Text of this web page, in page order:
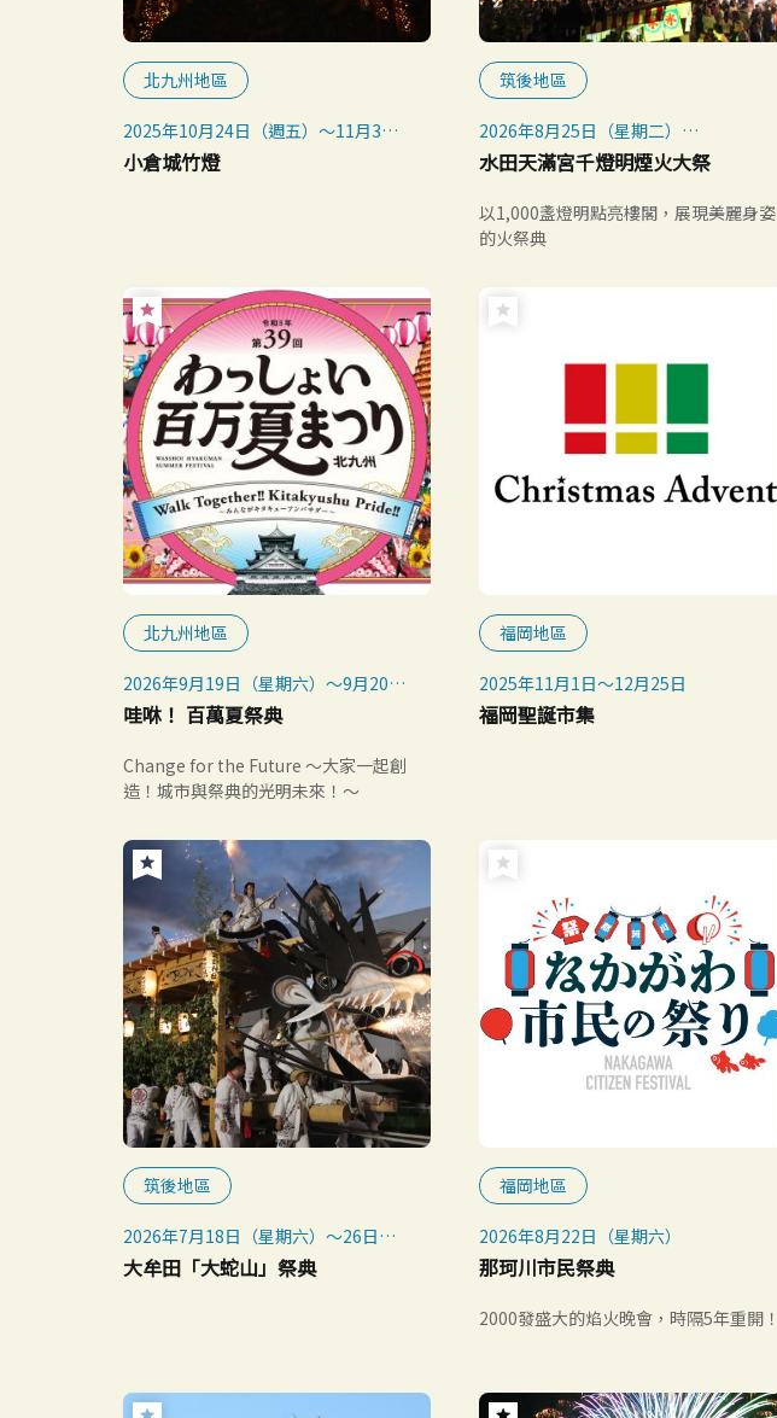
北九州地區
2025年10月24日（週五）～11月3日
（週一，國定假日）
小倉城竹燈
筑後地區
2026年8月25日（星期二）
※每年8月25日舉行
水田天滿宮千燈明煙火大祭
以1,000盞燈明點亮樓閣，展現美麗身姿
的火祭典
北九州地區
2026年9月19日（星期六）～9月20日
（星期日）
定）
哇咻！ 百萬夏祭典
Change for the Future ～大家一起創
造！城市與祭典的光明未來！～
福岡地區
2025年11月1日〜12月25日
福岡聖誕市集
筑後地區
2026年7月18日（星期六）～26日
（星期日）
祗園六山遊行、比賽和閉幕演出。
7月26日（星期日神龕：蛇山大遊行
大牟田「大蛇山」祭典
福岡地區
2026年8月22日（星期六）
那珂川市民祭典
2000發盛大的焰火晚會，時隔5年重開！